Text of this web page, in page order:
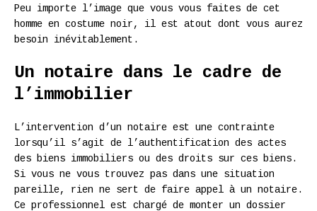
Peu importe l’image que vous vous faites de cet
homme en costume noir, il est atout dont vous aurez
besoin inévitablement.
Un notaire dans le cadre de
l’immobilier
L’intervention d’un notaire est une contrainte
lorsqu’il s’agit de l’authentification des actes
des biens immobiliers ou des droits sur ces biens.
Si vous ne vous trouvez pas dans une situation
pareille, rien ne sert de faire appel à un notaire.
Ce professionnel est chargé de monter un dossier